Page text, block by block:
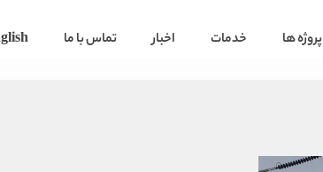
پروژه ها خدمات اخبار تماس با ما